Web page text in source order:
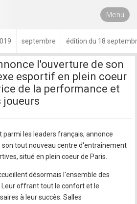
Menu
septembre édition du 18
l'ouverture de son
esportif en plein coeur
de la performance et
joueurs
parmi les leaders français, annonce
tout nouveau centre d'entraînement
situé en plein coeur de Paris.
désormais l'ensemble des
Leur offrant tout le confort et le
à leur succès. Salles